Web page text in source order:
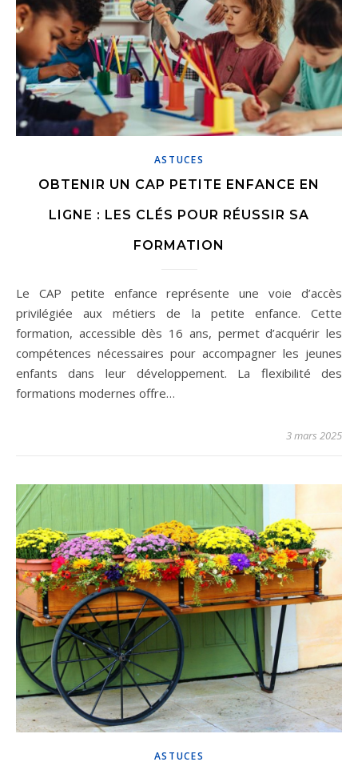
ASTUCES
OBTENIR UN CAP PETITE ENFANCE EN
LIGNE : LES CLÉS POUR RÉUSSIR SA
FORMATION
Le CAP petite enfance représente une voie d’accès
privilégiée aux métiers de la petite enfance. Cette
formation, accessible dès 16 ans, permet d’acquérir les
compétences nécessaires pour accompagner les jeunes
enfants dans leur développement. La flexibilité des
formations modernes offre…
3 mars 2025
ASTUCES